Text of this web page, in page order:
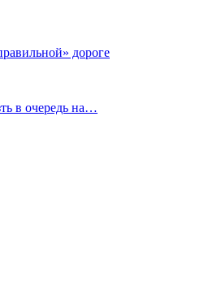
дороге
в очередь на…